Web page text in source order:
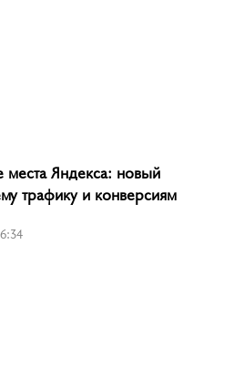
места Яндекса: новый
трафику и конверсиям